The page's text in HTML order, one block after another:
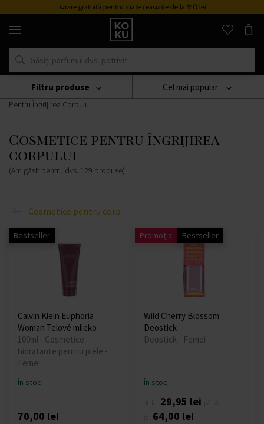
Livrare gratuită pentru toate ceasurile de la 510 lei
Parfumuri
ceasuri
originale
într-
singur
loc
Produse Cosmetice Cosmetice Pentru Corp
Cosmetice
Pentru Îngrijirea Corpului
Cosmetice pentru îngrijirea
corpului
(Am găsit pentru dvs. 129 produse)
Cel mai popular
Cosmetice pentru corp
Filtru produse
Bestseller
Calvin Klein Euphoria
Woman Telové mlieko
100ml - Cosmetice
hidratante pentru piele -
Femei
În stoc
70,00 lei
Promoția Bestseller
Wild Cherry Blossom
Deostick
Deostick - Femei
În stoc
29,95 lei
64,00 lei